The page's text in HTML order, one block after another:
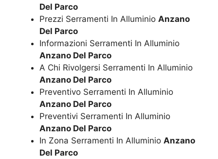
Del Parco
Prezzi Serramenti In Alluminio Anzano
Del Parco
Informazioni Serramenti In Alluminio
Anzano Del Parco
A Chi Rivolgersi Serramenti In Alluminio
Anzano Del Parco
Preventivo Serramenti In Alluminio
Anzano Del Parco
Preventivi Serramenti In Alluminio
Anzano Del Parco
In Zona Serramenti In Alluminio Anzano
Del Parco